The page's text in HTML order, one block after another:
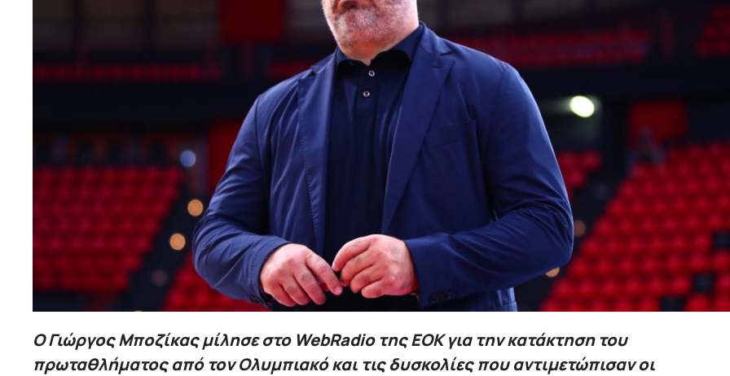
Ο Γιώργος Μποζίκας μίλησε στο WebRadio της ΕΟΚ για την κατάκτηση του
πρωταθλήματος από τον Ολυμπιακό και τις δυσκολίες που αντιμετώπισαν οι